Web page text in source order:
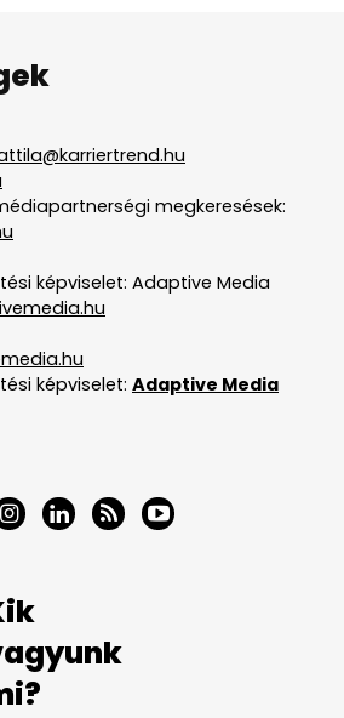
megkeresések:
képviselet: Adaptive Media
képviselet: Adaptive Media